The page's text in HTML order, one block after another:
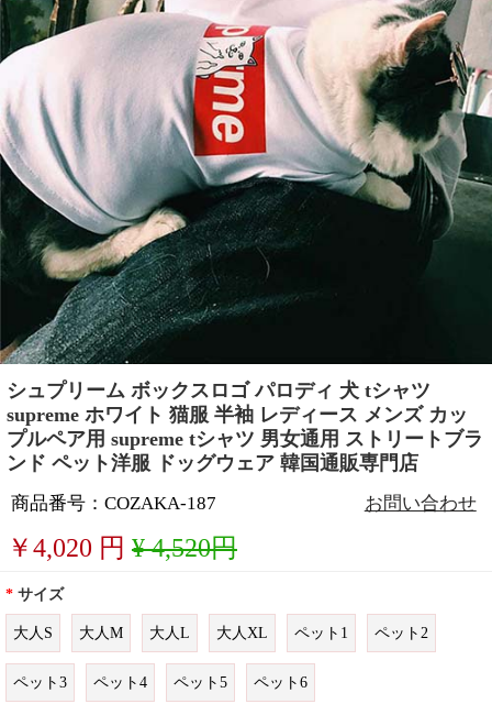
シュプリーム ボックスロゴ パロディ 犬 tシャツ
supreme ホワイト 猫服 半袖 レディース メンズ カッ
プルペア用 supreme tシャツ 男女通用 ストリートブラ
ンド ペット洋服 ドッグウェア 韓国通販専門店
商品番号：COZAKA-187 お問い合わせ
￥4,020 円 ¥ 4,520円
* サイズ
大人S 大人M 大人L 大人XL ペット1 ペット2
ペット3 ペット4 ペット5 ペット6